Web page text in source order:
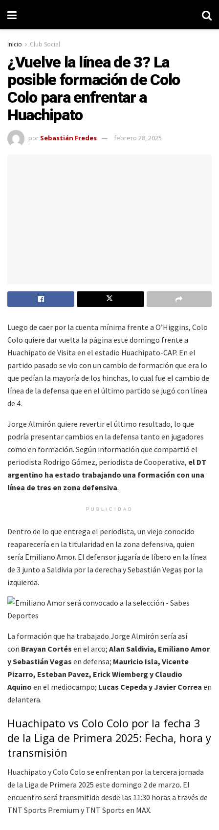
Inicio Club Social
¿Vuelve la línea de 3? La
posible formación de Colo
Colo para enfrentar a
Huachipato
por Sebastián Fredes febrero 28, 2025
Luego de caer por la cuenta mínima frente a O’Higgins, Colo
Colo quiere dar vuelta la página este domingo frente a
Huachipato de Visita en el estadio Huachipato-CAP. En el
partido pasado se vio con un cambio de formación que era lo
que pedían la mayoría de los hinchas, lo cual fue el cambio de
línea de la defensa que en el último partido se jugó con línea
de 4.
Jorge Almirón quiere revertir el último resultado, lo que
podría presentar cambios en la defensa tanto en jugadores
como en formación. Según información que compartió el
periodista Rodrigo Gómez, periodista de Cooperativa, el DT
argentino ha estado trabajando una formación con una
línea de tres en zona defensiva.
PUBLICIDAD
Dentro de lo que entrega el periodista, un viejo conocido
reaparecería en la titularidad en la zona defensiva, quien
sería Emiliano Amor. El defensor jugaría de líbero en la línea
de 3 junto a Saldivia por la derecha y Sebastián Vegas por la
izquierda.
La formación que ha trabajado Jorge Almirón sería así
con Brayan Cortés en el arco; Alan Saldivia, Emiliano Amor
y Sebastián Vegas en defensa; Mauricio Isla, Vicente
Pizarro, Esteban Pavez, Erick Wiemberg y Claudio
Aquino en el mediocampo; Lucas Cepeda y Javier Correa en
delantera.
Huachipato vs Colo Colo por la fecha 3
de la Liga de Primera 2025: Fecha, hora y
transmisión
Huachipato y Colo Colo se enfrentan por la tercera jornada
de la Liga de Primera 2025 este domingo 2 de marzo. El
encuentro será transmitido desde las 11:30 horas a través de
TNT Sports Premium y TNT Sports en MAX.